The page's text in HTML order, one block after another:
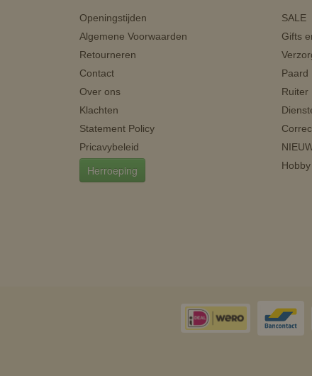
Openingstijden
Algemene Voorwaarden
Retourneren
Contact
Over ons
Klachten
Statement Policy
Pricavybeleid
Herroeping
SALE
Gifts
Paard
Ruiter